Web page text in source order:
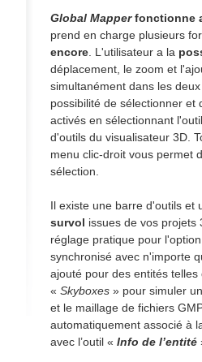
Global Mapperfonctionne
prend en charge plusieurs
encore. L'utilisateur a la
déplacement, le zoom et
simultanément dans les
possibilité de sélectionner et
activés en sélectionnant
d'outils du visualisateur 3D.
menu clic-droit vous permet
sélection.
Il existe une barre d'outils et
survol
issues de vos projets
réglage pratique pour
synchronisé avec n'importe
ajouté pour des entités
« Skyboxes » pour simuler
et le maillage de fichiers
automatiquement associé à
avec l’outil « Info de l’entité